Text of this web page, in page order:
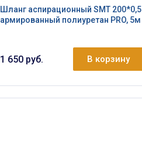
Шланг аспирационный SMT 200*0,5
армированный полиуретан PRO, 5м
1 650 руб. В корзину